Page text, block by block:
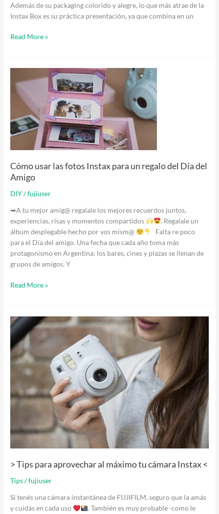
Además de su packaging colorido y alegre, lo que más atrae de la
Instax Box es su práctica presentación, ya que combina en un
Read More »
Cómo usar las fotos Instax para un regalo del Día del
Amigo
DIY/fujiuser
➡A tu mejor amig@ regalale los mejores recuerdos juntos,
experiencias, risas y momentos compartidos
. Regalale un
álbum desplegable hecho por vos mism@
Falta re poco
para el Día del amigo. Una fecha que cada año toma más
protagonismo en Argentina: los bares, cines y plazas se llenan de
grupos de amigos. Y
usar
las
fotos
Instax
para
un
Día
del
Amigo
Read More »
> Tips para aprovechar al máximo tu cámara Instax <
Tips/fujiuser
Si tenés una cámara instantánea de FUJIFILM, seguro que la amás
y cuidás en cada uso
. También es muy probable -como le
>
Tips
para
aprovechar
al
máximo
cámara
Instax